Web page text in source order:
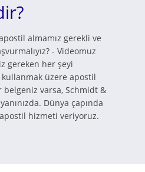
almamız gerekli ve
- Videomuz
gereken her şeyi
kullanmak üzere apostil
belgeniz varsa, Schmidt &
Dünya çapında
hizmeti veriyoruz.